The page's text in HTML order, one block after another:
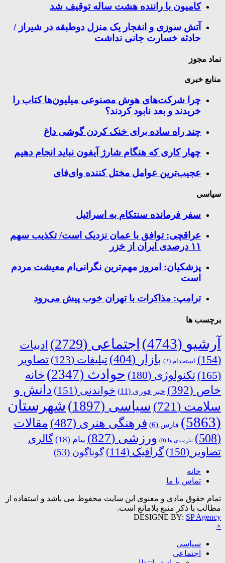
کامیون با راننده هشت ساله توقیف شد
آتش سوزی و انفجار یک منزل دوطبقه در شیراز /
حادثه خسارت جانی نداشت
نماد مجوز
منابع خبری
چرا شرکت‌های هوش مصنوعی میلیون‌ها کتاب را
خریدند و بعد نابود کردند؟
چند راه‌ ساده برای خنک کردن گوشی داغ
چهار کاری که هنگام شارژ آیفون نباید انجام دهیم
عجیب‌ترین عوامل مختل کننده وای‌فای
سیاسی
سفر فرمانده سنتکام به اسرائیل
عراقچی: توافق با عمان نزدیک است/ تکذیب سهم
۱۱ درصدی ایران از خزر
پزشکیان: امروز مهم‌ترین نگرانی‌ام معیشت مردم
است
ترامپ: مذاکرات با تهران خوب پیش می‌رود
برچسب ها
آرشیو (4743) اجتماعی (2729)
ادبیات
(154)
استخدام (2) بازار (404) تبلیغات (123)
تصاویر
(165)
تکنولوژی (180) حوادث (2347)
خانه
خاص (392) خبر فوری (11) خواندنی (151)
دانش و
سلامت (721) سیاسی (1897)
شهرستان
(5863)
فارس (6) فرهنگی هنری (487)
مقالات
(508)
نیازمندی ها (0) ورزشی (827) پیام (18)
گالری
تصاویر (150) گرافیک (114) گوناگون (53)
خانه
تماس با ما
تمام حقوق مادی و معنوی این سایت محفوظ می باشد و استفاده از
مطالب با ذکر منبع بلامانع است.
DESIGNE BY: SP Agency
×
سیاسی
اجتماعی